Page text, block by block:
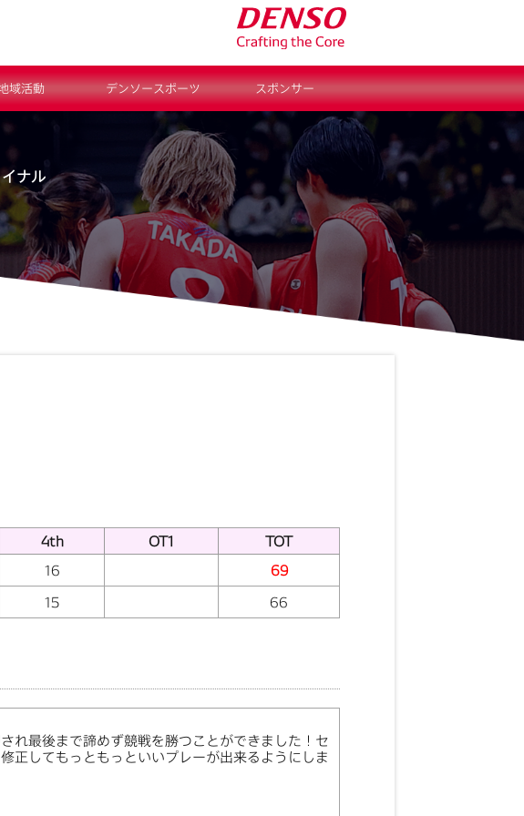
域活動 デンソースポーツ スポンサー
ナル
4th OT1
TOT
16
69
15 66
れ最後まで諦めず競戦を勝つことができました！セ
正してもっともっといいプレーが出来るようにしま